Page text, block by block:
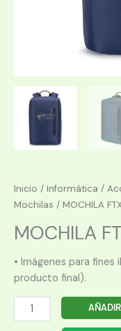
Inicio / Informática /
Mochilas / MOCHILA
MOCHILA
• Imágenes para
producto final).
MOCHILA
FTX